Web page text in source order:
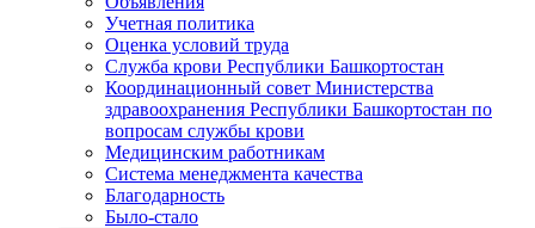
Учетная политика
Оценка условий труда
Служба крови Республики Башкортостан
Координационный совет Министерства
здравоохранения Республики Башкортостан по
вопросам службы крови
Медицинским работникам
Система менеджмента качества
Благодарность
Было-стало